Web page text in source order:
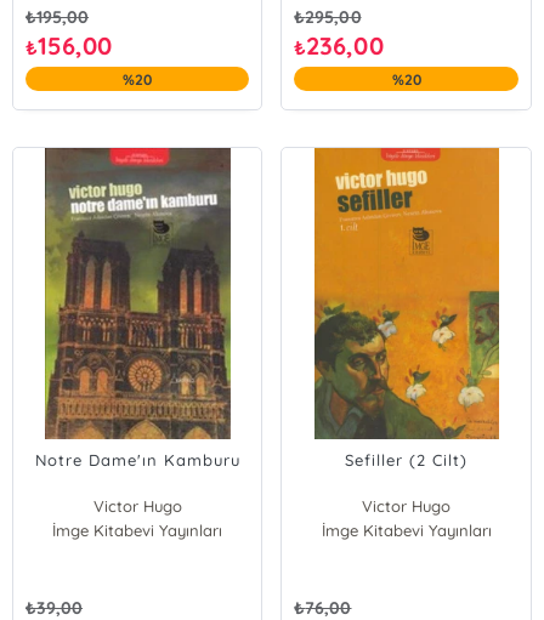
₺195,00
₺156,00
%20
₺295,00
₺236,00
%20
Notre Dame'ın Kamburu
Victor Hugo
İmge Kitabevi Yayınları
₺39,00
Sefiller (2 Cilt)
Victor Hugo
İmge Kitabevi Yayınları
₺76,00